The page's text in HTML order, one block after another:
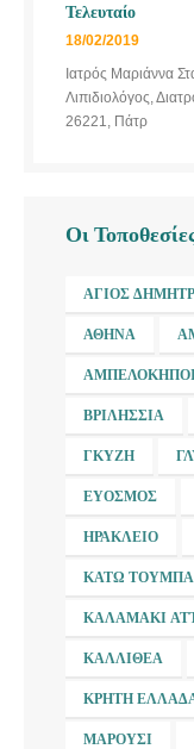
Τελευταίο
18/02/2019
Ιατρός Μαριάννα
Λιπιδιολόγος,
26221, Πάτρ
Οι
ΆΓΙΟΣ
ΑΘΉΝΑ
ΒΡΙΛΉΣΣΙΑ
ΓΚΎΖΗ
ΕΎΟΣΜΟΣ
ΗΡΆΚΛΕΙΟ
ΚΆΤΩ
ΚΑΛΑΜΆΚΙ
ΚΑΛΛΙΘΈΑ
ΚΡΉΤΗ
ΜΑΡΟΎΣΙ